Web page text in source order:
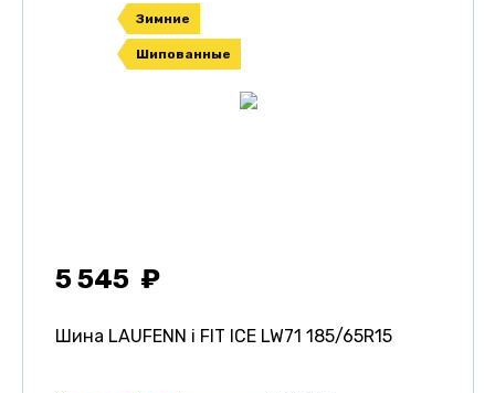
Зимние
Шипованные
5 545
Шина LAUFENN i FIT ICE LW71 185/65R15